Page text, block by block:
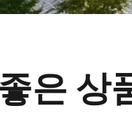
은 상